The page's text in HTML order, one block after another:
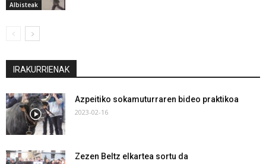
Albisteak
IRAKURRIENAK
Azpeitiko sokamuturraren bideo praktikoa
2023-02-16
Zezen Beltz elkartea sortu da